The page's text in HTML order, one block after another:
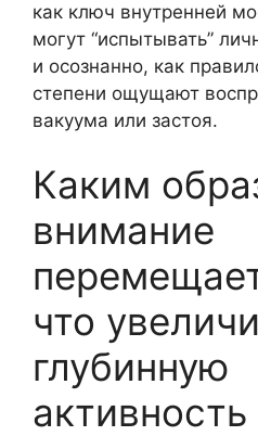
как ключ внутренней
могут “испытывать”
и осознанно, как
степени ощущают
вакуума или застоя.
Каким
внимание
что
глубинную
активность